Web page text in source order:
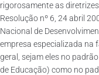
rigorosamente as
Resolução nº 6, 24 abril
Nacional de
empresa especializada na
geral, sejam eles no
de Educação) como no